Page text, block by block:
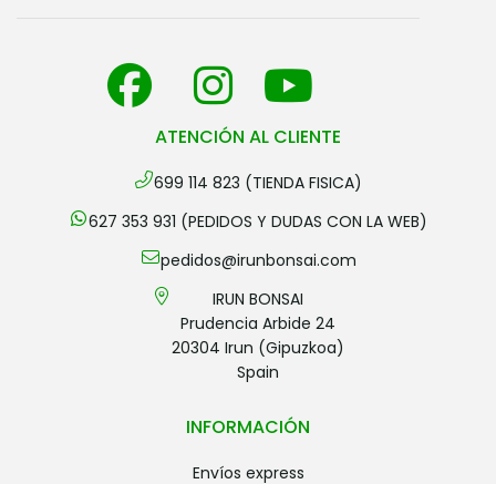
ATENCIÓN AL CLIENTE
699 114 823 (TIENDA FISICA)
627 353 931 (PEDIDOS Y DUDAS CON LA WEB)
pedidos@irunbonsai.com
IRUN BONSAI
Prudencia Arbide 24
20304 Irun (Gipuzkoa)
Spain
INFORMACIÓN
envíos express